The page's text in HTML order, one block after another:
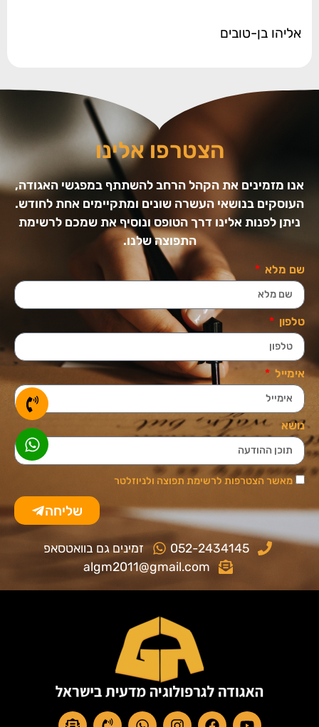
אליהו בן-טובים
הצטרפו אלינו
אנו מזמינים את הקהל הרחב להשתתף במפגשי האגודה,
העוסקים בנושאי העשרה שונים ומתקיימים אחת לחודש.
ניתן לפנות אלינו דרך הטופס ונוסיף את שמכם לרשימת
התפוצה שלנו.
שם מלא
טלפון
אימייל
נושא
מאשר הצטרפות לרשימת תפוצה ולניוזלטר
שליחה
052-2434145
זמינים גם בוואטסאפ
algm2011@gmail.com